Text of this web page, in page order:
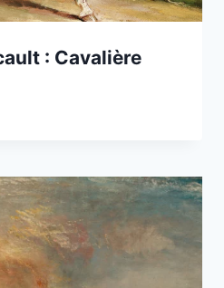
: Cavalière